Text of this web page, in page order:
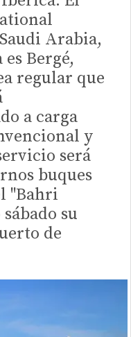
Arabia,
Bergé,
regular que
a carga
y
será
buques
"Bahri
su
de